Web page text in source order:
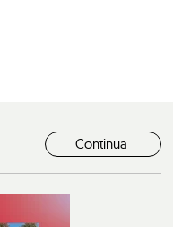
Continua